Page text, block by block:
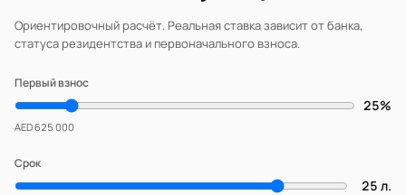
Ориентировочный расчёт. Реальная ставка зависит от банка,
статуса резидентства и первоначального взноса.
Первый взнос
25%
AED 625 000
Срок
25 л.